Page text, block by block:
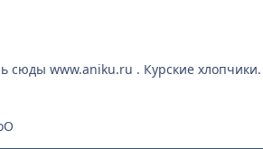
сюды www.aniku.ru . Курские